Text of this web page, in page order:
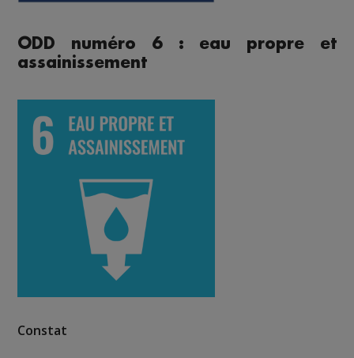
ODD numéro 6 : eau propre et
assainissement
Constat